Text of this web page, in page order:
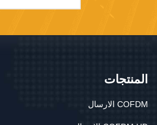
المنتجات
COFDM الارسال